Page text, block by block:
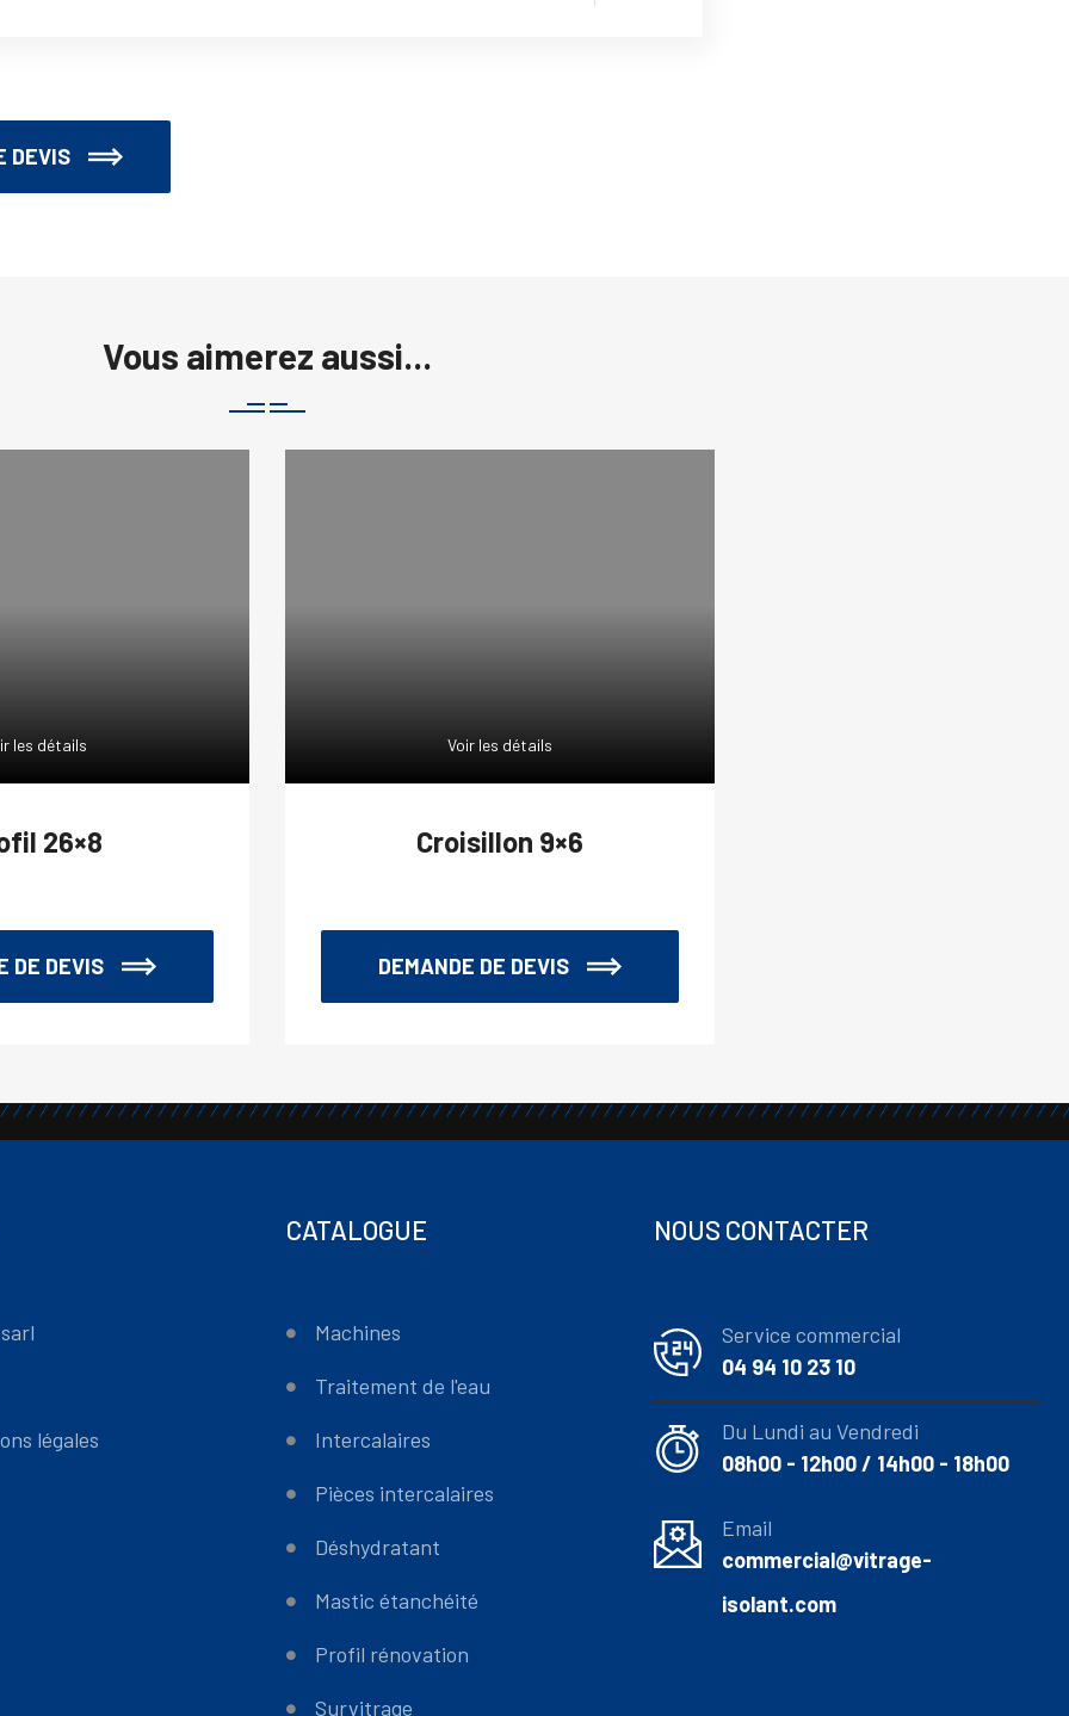
DEVIS
Vous aimerez aussi...
les détails
26×8
DE DEVIS
Voir les détails
Croisillon 9×6
DEMANDE DE DEVIS
légales
CATALOGUE
Machines
Traitement de l'eau
Intercalaires
Pièces intercalaires
Déshydratant
Mastic étanchéité
Profil rénovation
Survitrage
NOUS CONTACTER
Service commercial
04 94 10 23 10
Du Lundi au Vendredi
08h00 - 12h00 / 14h00 - 18h00
Email
commercial@vitrage-
isolant.com